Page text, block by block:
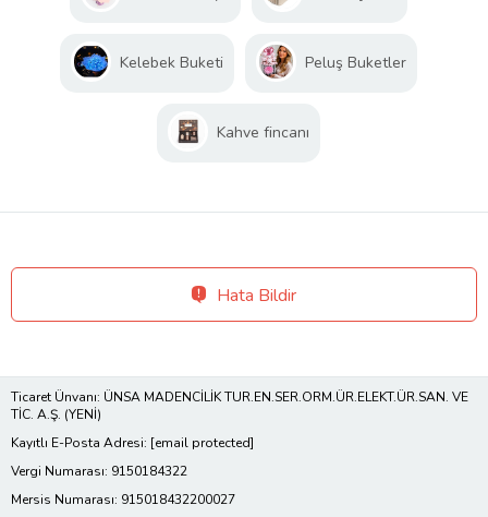
Kelebek Buketi Peluş Buketler
Kahve fincanı
Hata Bildir
Ticaret Ünvanı: ÜNSA MADENCİLİK TUR.EN.SER.ORM.ÜR.ELEKT.ÜR.SAN. VE
TİC. A.Ş. (YENİ)
Kayıtlı E-Posta Adresi: [email protected]
Vergi Numarası: 9150184322
Mersis Numarası: 915018432200027